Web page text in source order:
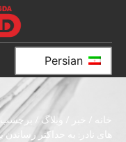
Persian
خانه خبر وبلاگ / برچسب
های نادر: به حداکثر رساندن